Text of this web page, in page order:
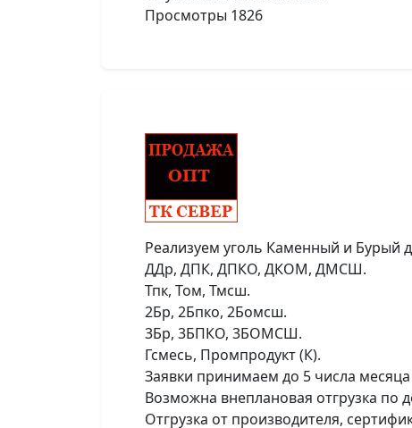
Просмотры 1826
Реализуем уголь Каменный и Бурый
ДДр, ДПК, ДПКО, ДКОМ, ДМСШ.
Тпк, Том, Тмсш.
2Бр, 2Бпко, 2Бомсш.
3Бр, 3БПКО, 3БОМСШ.
Гсмесь, Промпродукт (К).
Заявки принимаем до 5 числа
Возможна внеплановая отгрузка по
Отгрузка от производителя,